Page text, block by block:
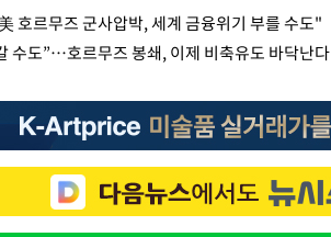
호르무즈 군사압박, 세계 금융위기 부를 수도"
수도”…호르무즈 봉쇄, 이제 비축유도 바닥난다